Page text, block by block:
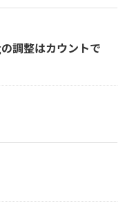
調整はカウントで